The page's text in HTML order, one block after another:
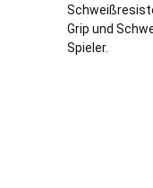
Grip und
Spieler.